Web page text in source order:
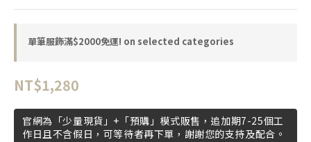
單筆服飾滿$2000免運! on selected categories
NT$1,280
官網為「少量現貨」+「預購」模式販售，追加期7-25個工
作日且不含假日，可等待者再下單，謝謝您的支持及配合。